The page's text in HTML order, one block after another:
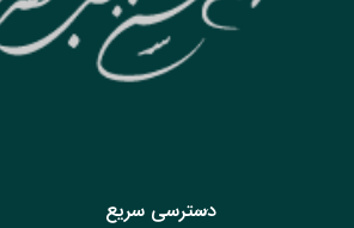
دسترسی سریع